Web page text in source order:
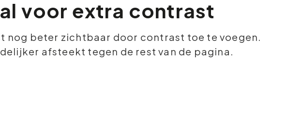
voor extra contrast
nog beter zichtbaar door contrast toe te voegen.
afsteekt tegen de rest van de pagina.